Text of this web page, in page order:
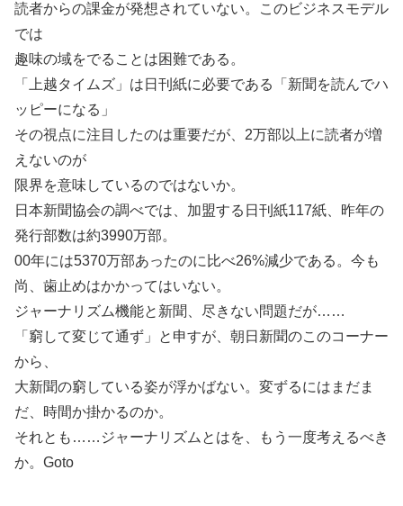
読者からの課金が発想されていない。このビジネスモデル
では
趣味の域をでることは困難である。
「上越タイムズ」は日刊紙に必要である「新聞を読んでハ
ッピーになる」
その視点に注目したのは重要だが、2万部以上に読者が増
えないのが
限界を意味しているのではないか。
日本新聞協会の調べでは、加盟する日刊紙117紙、昨年の
発行部数は約3990万部。
00年には5370万部あったのに比べ26%減少である。今も
尚、歯止めはかかってはいない。
ジャーナリズム機能と新聞、尽きない問題だが……
「窮して変じて通ず」と申すが、朝日新聞のこのコーナー
から、
大新聞の窮している姿が浮かばない。変ずるにはまだま
だ、時間か掛かるのか。
それとも……ジャーナリズムとはを、もう一度考えるべき
か。Goto